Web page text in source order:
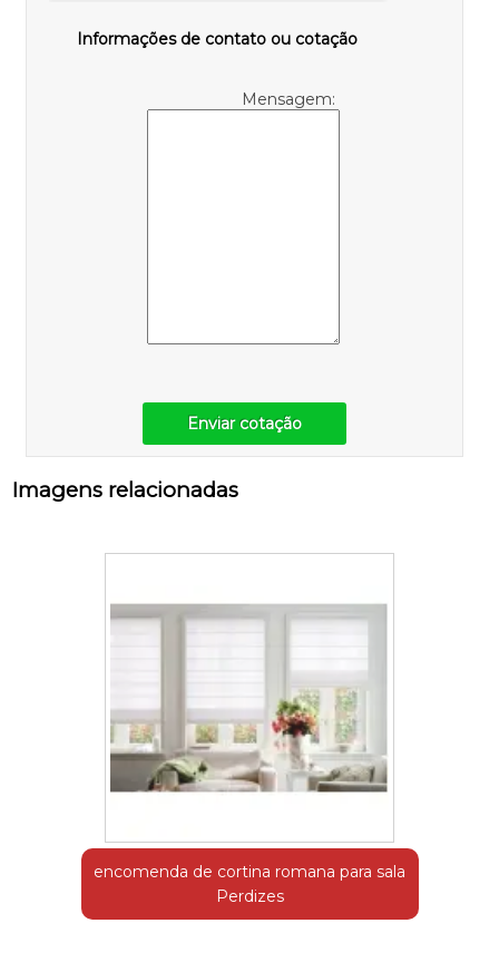
Informações de contato ou cotação
Mensagem:
Enviar cotação
Imagens relacionadas
encomenda de cortina romana para sala
Perdizes